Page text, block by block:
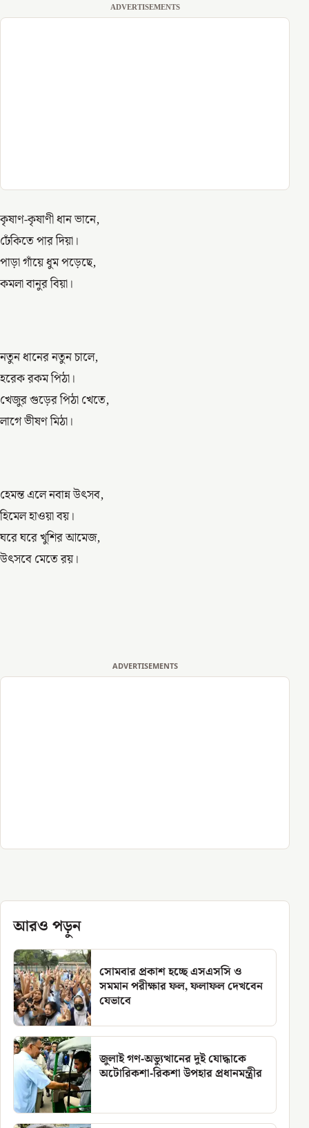
ADVERTISEMENTS
কৃষাণ-কৃষাণী ধান ভানে,
ঢেঁকিতে পার দিয়া।
পাড়া গাঁয়ে ধুম পড়েছে,
কমলা বানুর বিয়া।
নতুন ধানের নতুন চালে,
হরেক রকম পিঠা।
খেজুর গুড়ের পিঠা খেতে,
লাগে ভীষণ মিঠা।
হেমন্ত এলে নবান্ন উৎসব,
হিমেল হাওয়া বয়।
ঘরে ঘরে খুশির আমেজ,
উৎসবে মেতে রয়।
ADVERTISEMENTS
আরও পড়ুন
সোমবার প্রকাশ হচ্ছে এসএসসি ও
সমমান পরীক্ষার ফল, ফলাফল দেখবেন
যেভাবে
জুলাই গণ-অভ্যুত্থানের দুই যোদ্ধাকে
অটোরিকশা-রিকশা উপহার প্রধানমন্ত্রীর